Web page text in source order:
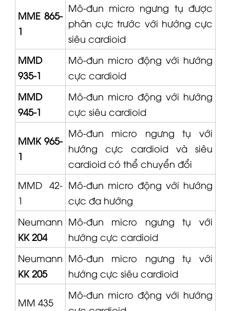
MME 865-
1
Mô-đun micro ngưng tụ được
phân cực trước với hướng cực
siêu cardioid
MMD
935-1
Mô-đun micro động với hướng
cực cardioid
MMD
945-1
Mô-đun micro động với hướng
cực siêu cardioid
MMK 965-
1
Mô-đun micro ngưng tụ với
hướng cực cardioid và siêu
cardioid có thể chuyển đổi
MMD 42-
1
Mô-đun micro động với hướng
cực đa hướng
Neumann
KK 204
Mô-đun micro ngưng tụ với
hướng cực cardioid
Neumann
KK 205
Mô-đun micro ngưng tụ với
hướng cực siêu cardioid
MM 435
Mô-đun micro động với hướng